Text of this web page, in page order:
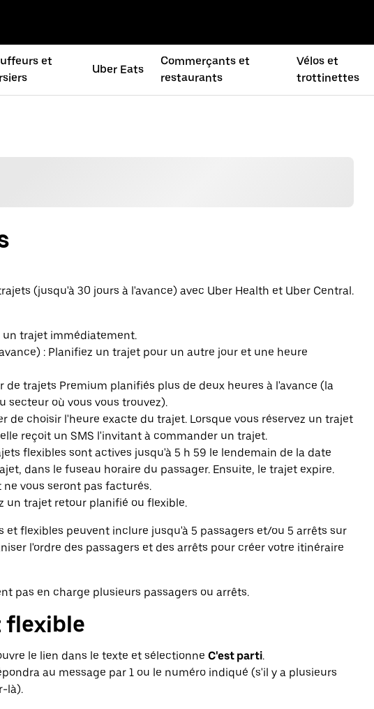
et
Uber Eats
Commerçants et
restaurants
Vélos et
trottinettes
(jusqu'à 30 jours à l'avance) avec Uber Health et Uber Central.
un trajet immédiatement.
: Planifiez un trajet pour un autre jour et une heure
de trajets Premium planifiés plus de deux heures à l'avance (la
secteur où vous vous trouvez).
de choisir l'heure exacte du trajet. Lorsque vous réservez un trajet
reçoit un SMS l'invitant à commander un trajet.
flexibles sont actives jusqu'à 5 h 59 le lendemain de la date
dans le fuseau horaire du passager. Ensuite, le trajet expire.
vous seront pas facturés.
un trajet retour planifié ou flexible.
et flexibles peuvent inclure jusqu'à 5 passagers et/ou 5 arrêts sur
l'ordre des passagers et des arrêts pour créer votre itinéraire
pas en charge plusieurs passagers ou arrêts.
flexible
le lien dans le texte et sélectionne C'est parti.
au message par 1 ou le numéro indiqué (s'il y a plusieurs
là).